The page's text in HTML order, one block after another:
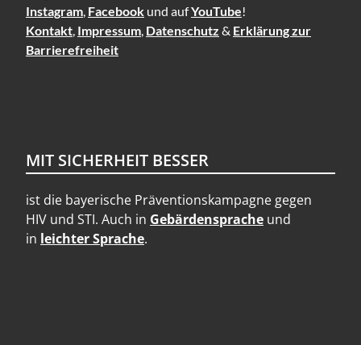
Instagram, Facebook und aufYouTube!
Kontakt, Impressum, Datenschutz & Erklärung zur
Barrierefreiheit
MIT SICHERHEIT BESSER
ist die bayerische Präventionskampagne gegen
HIV und STI. Auch in Gebärdensprache und
in leichter Sprache.